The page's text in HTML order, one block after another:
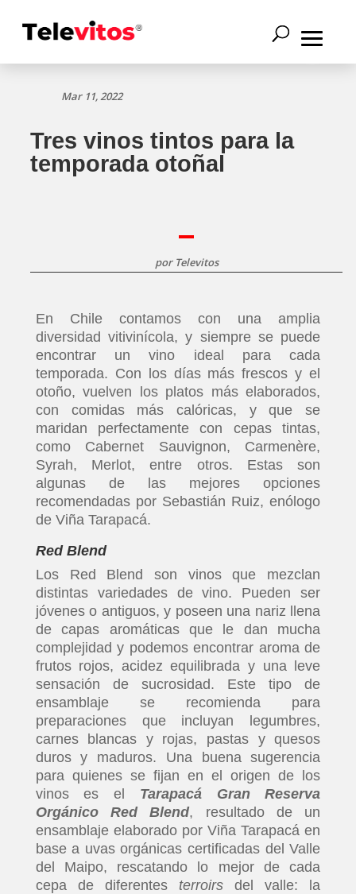
Mar 11, 2022
Tres vinos tintos para la
temporada otoñal
por Televitos
En Chile contamos con una amplia
diversidad vitivinícola, y siempre se puede
encontrar un vino ideal para cada
temporada. Con los días más frescos y el
otoño, vuelven los platos más elaborados,
con comidas más calóricas, y que se
maridan perfectamente con cepas tintas,
como Cabernet Sauvignon, Carmenère,
Syrah, Merlot, entre otros. Estas son
algunas de las mejores opciones
recomendadas por Sebastián Ruiz, enólogo
de Viña Tarapacá.
Red Blend
Los Red Blend son vinos que mezclan
distintas variedades de vino. Pueden ser
jóvenes o antiguos, y poseen una nariz llena
de capas aromáticas que le dan mucha
complejidad y podemos encontrar aroma de
frutos rojos, acidez equilibrada y una leve
sensación de sucrosidad. Este tipo de
ensamblaje se recomienda para
preparaciones que incluyan legumbres,
carnes blancas y rojas, pastas y quesos
duros y maduros. Una buena sugerencia
para quienes se fijan en el origen de los
vinos es el Tarapacá Gran Reserva
Orgánico Red Blend, resultado de un
ensamblaje elaborado por Viña Tarapacá en
base a uvas orgánicas certificadas del Valle
del Maipo, rescatando lo mejor de cada
cepa de diferentes terroirsdel valle: la